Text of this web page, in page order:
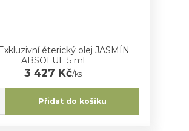
éterický olej JASMÍN
ABSOLUE 5 ml
3 427 Kč/ks
Přidat do košíku